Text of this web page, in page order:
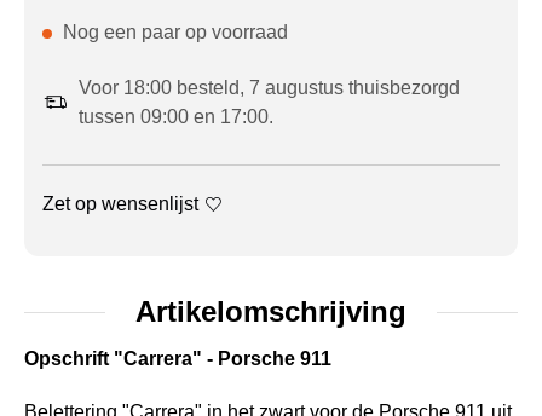
Nog een paar op voorraad
Voor 18:00 besteld, 7 augustus thuisbezorgd
tussen 09:00 en 17:00.
Zet op wensenlijst
Artikelomschrijving
Opschrift "Carrera" - Porsche 911
Belettering "Carrera" in het zwart voor de Porsche 911 uit